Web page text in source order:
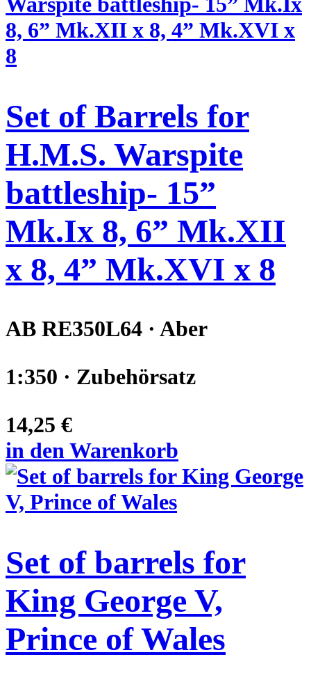
Set of Barrels for
H.M.S. Warspite
battleship- 15”
Mk.Ix 8, 6” Mk.XII
x 8, 4” Mk.XVI x 8
AB RE350L64 · Aber
1:350 · Zubehörsatz
14,25 €
in den Warenkorb
Set of barrels for
King George V,
Prince of Wales